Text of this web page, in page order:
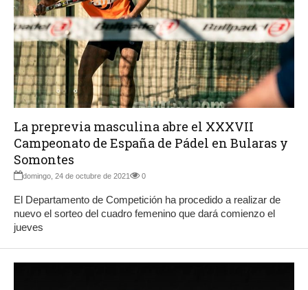
La preprevia masculina abre el XXXVII
Campeonato de España de Pádel en Bularas y
Somontes
domingo, 24 de octubre de 2021 0
El Departamento de Competición ha procedido a realizar de
nuevo el sorteo del cuadro femenino que dará comienzo el
jueves